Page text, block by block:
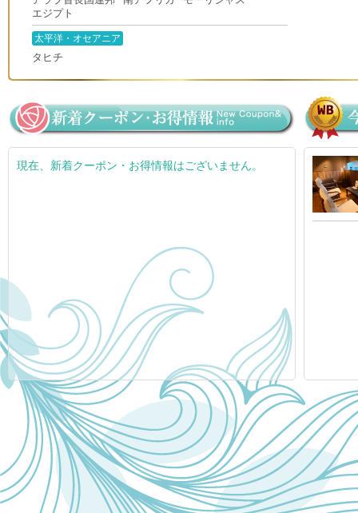
エジプト
太平洋・オセアニア
タヒチ
現在、新着クーポン・お得情報はございません。